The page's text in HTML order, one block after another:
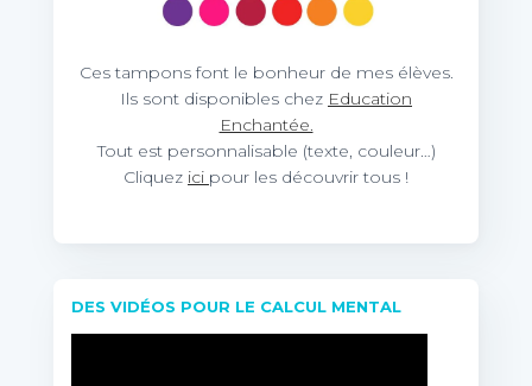
Ces tampons font le bonheur de mes élèves.
Ils sont disponibles chez Education
Enchantée.
Tout est personnalisable (texte, couleur…)
Cliquez ici pour les découvrir tous !
DES VIDÉOS POUR LE CALCUL MENTAL